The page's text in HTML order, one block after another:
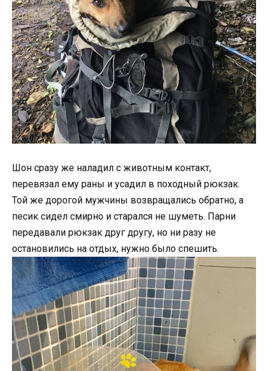
Шон сразу же наладил с животным контакт,
перевязал ему раны и усадил в походный рюкзак.
Той же дорогой мужчины возвращались обратно, а
песик сидел смирно и старался не шуметь. Парни
передавали рюкзак друг другу, но ни разу не
остановились на отдых, нужно было спешить.